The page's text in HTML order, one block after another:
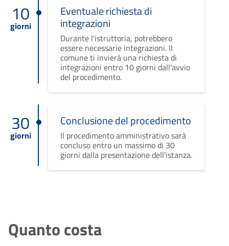
10
giorni
Eventuale richiesta di
integrazioni
Durante l'istruttoria, potrebbero
essere necessarie integrazioni. Il
comune ti invierà una richiesta di
integrazioni entro 10 giorni dall'avvio
del procedimento.
30
giorni
Conclusione del procedimento
Il procedimento amministrativo sarà
concluso entro un massimo di 30
giorni dalla presentazione dell'istanza.
Quanto costa